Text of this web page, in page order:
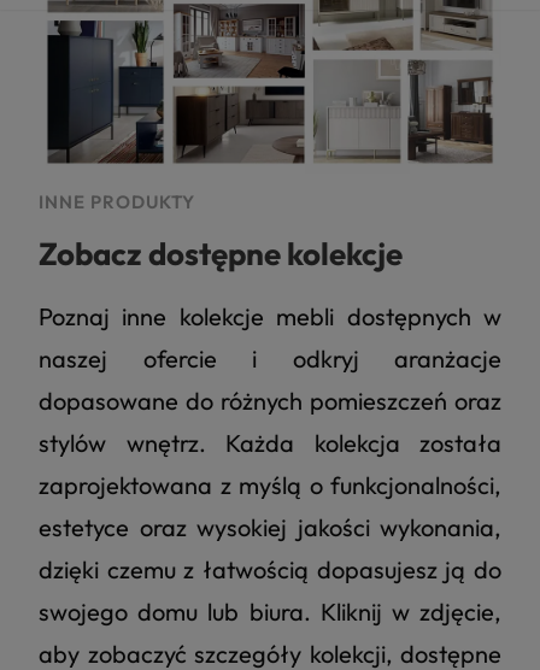
INNE PRODUKTY
Zobacz dostępne kolekcje
Poznaj inne kolekcje mebli dostępnych w
naszej ofercie i odkryj aranżacje
dopasowane do różnych pomieszczeń oraz
stylów wnętrz. Każda kolekcja została
zaprojektowana z myślą o funkcjonalności,
estetyce oraz wysokiej jakości wykonania,
dzięki czemu z łatwością dopasujesz ją do
swojego domu lub biura. Kliknij w zdjęcie,
aby zobaczyć szczegóły kolekcji, dostępne